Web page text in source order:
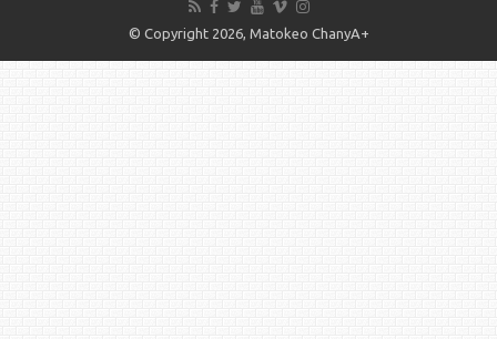
© Copyright 2026, Matokeo ChanyA+